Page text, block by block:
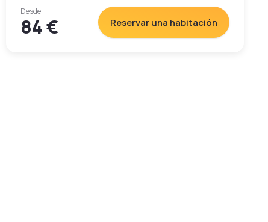
Desde
84 € Reservar una habitación